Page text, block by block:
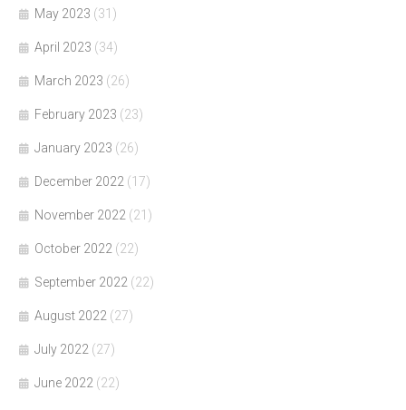
May 2023 (31)
April 2023 (34)
March 2023 (26)
February 2023 (23)
January 2023 (26)
December 2022 (17)
November 2022 (21)
October 2022 (22)
September 2022 (22)
August 2022 (27)
July 2022 (27)
June 2022 (22)